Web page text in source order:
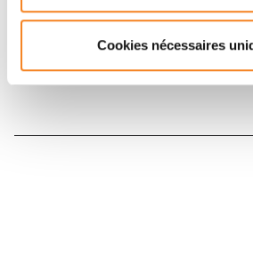
Cookies nécessaires
Inscrivez-vous à la